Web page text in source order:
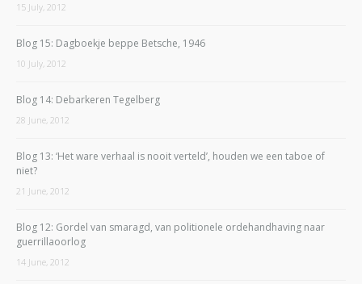
15 July, 2012
Blog 15: Dagboekje beppe Betsche, 1946
10 July, 2012
Blog 14: Debarkeren Tegelberg
28 June, 2012
Blog 13: ‘Het ware verhaal is nooit verteld’, houden we een taboe of
niet?
21 June, 2012
Blog 12: Gordel van smaragd, van politionele ordehandhaving naar
guerrillaoorlog
14 June, 2012